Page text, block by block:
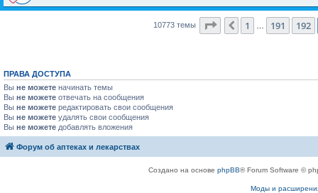
10773 темы Страница 193из 431
Пред.
1 191 192
ПРАВА ДОСТУПА
Вы не можете начинать темы
Вы не можете отвечать на сообщения
Вы не можете редактировать свои сообщения
Вы не можете удалять свои сообщения
Вы не можете добавлять вложения
Форум об аптеках и лекарствах
Создано на основе phpBB® Forum Software ©
Моды и